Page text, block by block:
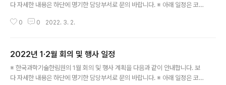
다 자세한 내용은 하단에 명기한 담당부서로 문의 바랍니다. ※ 아래 일정은 코
있습니다. ○ 제196회 한림원탁토론회 - 일시: 3. 10.(목) 15:00 - 주제: 오미
0 0 2022. 3. 2.
2022년 1·2월 회의 및 행사 일정
※ 한국과학기술한림원의 1월 회의 및 행사 계획을 다음과 같이 안내합니다. 보
다 자세한 내용은 하단에 명기한 담당부서로 문의 바랍니다. ※ 아래 일정은 코